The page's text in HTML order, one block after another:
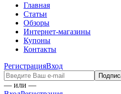
Главная
Статьи
Обзоры
Интернет-магазины
Купоны
Контакты
РегистрацияВход
— или —